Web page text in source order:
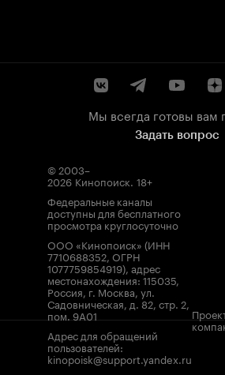
Мы всегда готовы вам
Задать вопрос
© 2003–
2026 Кинопоиск. 18+
Федеральные каналы
доступны для бесплатного
просмотра круглосуточно
ООО «Кинопоиск» (ИНН
7710688352, ОГРН
1077759854919), адрес
местонахождения: 115035,
Россия, г. Москва, ул.
Садовническая, д. 82, стр. 2,
пом. 9А01
Адрес для обращений
пользователей:
kinopoisk@support.yandex.ru